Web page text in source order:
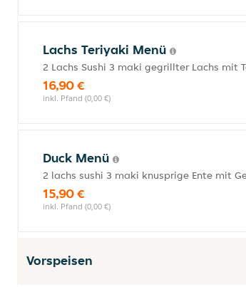
Lachs Teriyaki Menü
2 Lachs Sushi 3 maki gegrillter Lachs mit
16,90 €
inkl. Pfand (0,00 €)
Duck Menü
2 lachs sushi 3 maki knusprige Ente mit
15,90 €
inkl. Pfand (0,00 €)
Vorspeisen